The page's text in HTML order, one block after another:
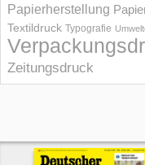
Papierherstellung
Textildruck Typografie
Zeitungsdruck